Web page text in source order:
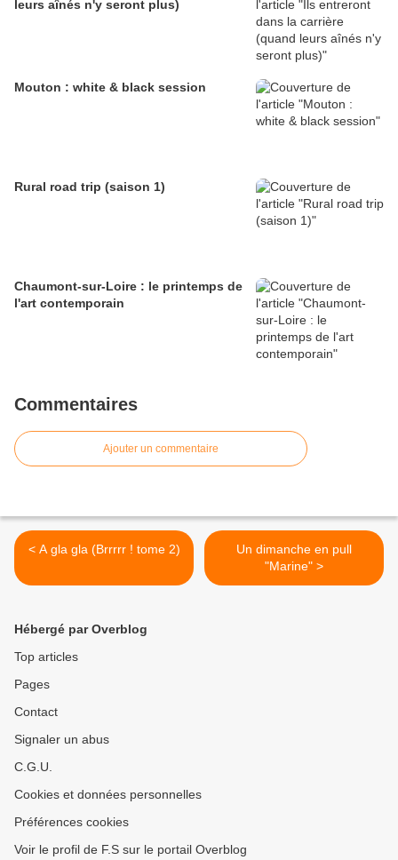
leurs aînés n'y seront plus)
Mouton : white & black session
Rural road trip (saison 1)
Chaumont-sur-Loire : le printemps de
l'art contemporain
Commentaires
Ajouter un commentaire
< A gla gla (Brrrrr ! tome 2)
Un dimanche en pull
"Marine" >
Hébergé par Overblog
Top articles
Pages
Contact
Signaler un abus
C.G.U.
Cookies et données personnelles
Préférences cookies
Voir le profil de F.S sur le portail Overblog